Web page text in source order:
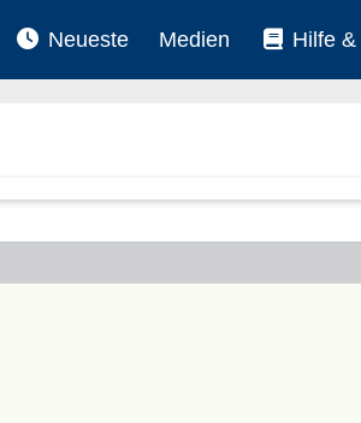
Neueste Medien Hilfe